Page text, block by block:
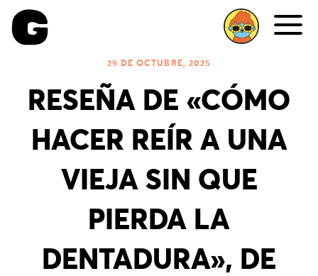
29 DE OCTUBRE, 2025
RESEÑA DE «CÓMO
HACER REÍR A UNA
VIEJA SIN QUE
PIERDA LA
DENTADURA», DE